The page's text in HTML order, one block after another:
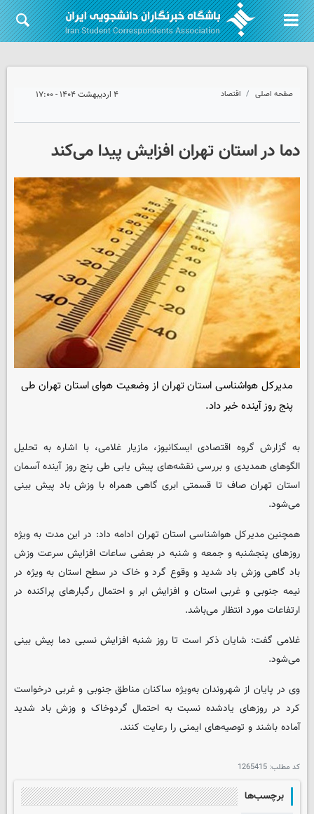
صفحه اصلی اقتصاد ۴ اردیبهشت ۱۴۰۴ - ۱۷:۰۰
دما در استان تهران افزایش پیدا می‌کند
مدیرکل هواشناسی استان تهران از وضعیت هوای استان تهران طی
پنج روز آینده خبر داد.
به گزارش گروه اقتصادی ایسکانیوز، مازیار غلامی، با اشاره به تحلیل
الگوهای همدیدی و بررسی نقشه‌های پیش یابی طی پنج روز آینده آسمان
استان تهران صاف تا قسمتی ابری گاهی همراه با وزش باد پیش بینی
می‌شود.
همچنین مدیرکل هواشناسی استان تهران ادامه داد: در این مدت به ویژه
روزهای پنجشنبه و جمعه و شنبه در بعضی ساعات افزایش سرعت وزش
باد گاهی وزش باد شدید و وقوع گرد و خاک در سطح استان به ویژه در
نیمه جنوبی و غربی استان و افزایش ابر و احتمال رگبارهای پراکنده در
ارتفاعات مورد انتظار می‌باشد.
غلامی گفت: شایان ذکر است تا روز شنبه افزایش نسبی دما پیش بینی
می‌شود.
وی در پایان از شهروندان به‌ویژه ساکنان مناطق جنوبی و غربی درخواست
کرد در روزهای یادشده نسبت به احتمال گردوخاک و وزش باد شدید
آماده باشند و توصیه‌های ایمنی را رعایت کنند.
کد مطلب: 1265415
برچسب‌ها